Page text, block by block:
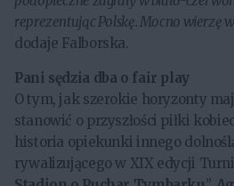
reprezentując Polskę. Mocno wierzę
dodaje Falborska.
Pani sędzia dba o fair play
O tym, jak szerokie horyzonty
stanowić o przyszłości piłki
historia opiekunki innego
rywalizującego w XIX edycji